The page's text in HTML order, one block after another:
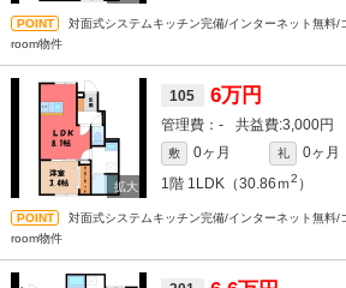
対面式システムキッチン完備/インターネット無料/
room物件
105 6万円
- 3,000円
敷 0ヶ月 礼
0ヶ月
1階 1LDK（30.86ｍ2 ）
対面式システムキッチン完備/インターネット無料/
room物件